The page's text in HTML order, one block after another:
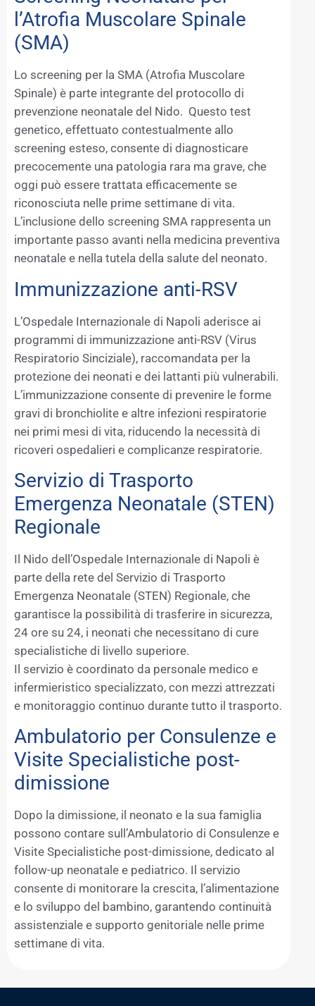
l’Atrofia Muscolare Spinale
(SMA)
Lo screening per la SMA (Atrofia Muscolare
Spinale) è parte integrante del protocollo di
prevenzione neonatale del Nido. Questo test
genetico, effettuato contestualmente allo
screening esteso, consente di diagnosticare
precocemente una patologia rara ma grave, che
oggi può essere trattata efficacemente se
riconosciuta nelle prime settimane di vita.
L’inclusione dello screening SMA rappresenta un
importante passo avanti nella medicina preventiva
neonatale e nella tutela della salute del neonato.
Immunizzazione anti-RSV
L’Ospedale Internazionale di Napoli aderisce ai
programmi di immunizzazione anti-RSV (Virus
Respiratorio Sinciziale), raccomandata per la
protezione dei neonati e dei lattanti più vulnerabili.
L’immunizzazione consente di prevenire le forme
gravi di bronchiolite e altre infezioni respiratorie
nei primi mesi di vita, riducendo la necessità di
ricoveri ospedalieri e complicanze respiratorie.
Servizio di Trasporto
Emergenza Neonatale (STEN)
Regionale
Il Nido dell’Ospedale Internazionale di Napoli è
parte della rete del Servizio di Trasporto
Emergenza Neonatale (STEN) Regionale, che
garantisce la possibilità di trasferire in sicurezza,
24 ore su 24, i neonati che necessitano di cure
specialistiche di livello superiore.
Il servizio è coordinato da personale medico e
infermieristico specializzato, con mezzi attrezzati
e monitoraggio continuo durante tutto il trasporto.
Ambulatorio per Consulenze e
Visite Specialistiche post-
dimissione
Dopo la dimissione, il neonato e la sua famiglia
possono contare sull’Ambulatorio di Consulenze e
Visite Specialistiche post-dimissione, dedicato al
follow-up neonatale e pediatrico. Il servizio
consente di monitorare la crescita, l’alimentazione
e lo sviluppo del bambino, garantendo continuità
assistenziale e supporto genitoriale nelle prime
settimane di vita.